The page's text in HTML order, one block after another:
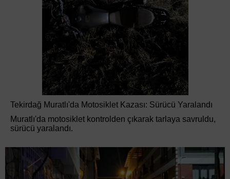
Tekirdağ Muratlı'da Motosiklet Kazası: Sürücü Yaralandı
Muratlı'da motosiklet kontrolden çıkarak tarlaya savruldu,
sürücü yaralandı.